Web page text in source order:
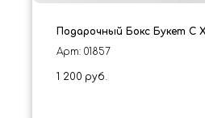
Подарочный Бокс Букет С
Арт: 01857
1 200 руб.